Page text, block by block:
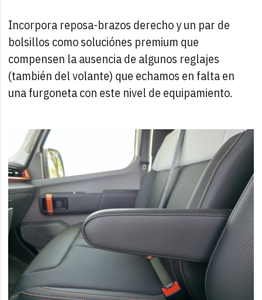
Incorpora reposa-brazos derecho y un par de
bolsillos como soluciónes premium que
compensen la ausencia de algunos reglajes
(también del volante) que echamos en falta en
una furgoneta con este nivel de equipamiento.